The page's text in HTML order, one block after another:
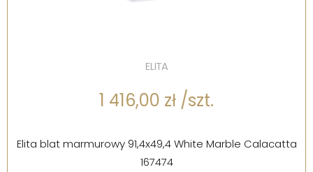
ELITA
1 416,00 zł /szt.
Elita blat marmurowy 91,4x49,4 White Marble Calacatta
167474